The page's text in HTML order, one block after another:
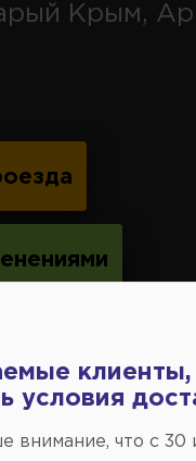
Крым,
карты
клиенты,
условия
внимание, что c 30